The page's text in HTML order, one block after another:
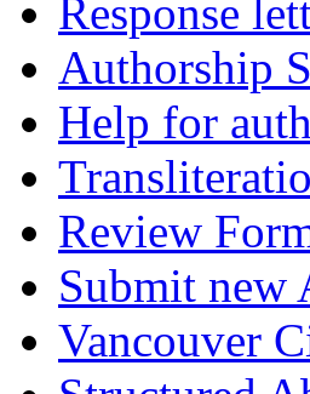
Response
Authorship
Help for
Review
Submit new
Vancouver